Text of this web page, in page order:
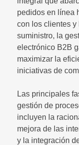
pedidos en línea
con los clientes
suministro, la
electrónico B2B
maximizar la
iniciativas de
Las principales
gestión de
incluyen la
mejora de las
y la integración